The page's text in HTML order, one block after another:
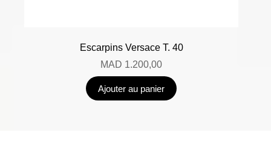
Escarpins Versace T. 40
MAD 1.200,00
Ajouter au panier